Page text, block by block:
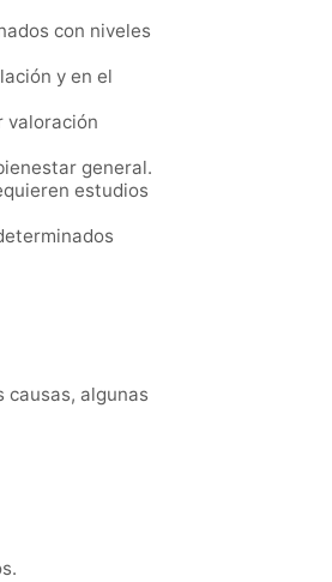
con niveles
y en el
valoración
general.
estudios
causas, algunas